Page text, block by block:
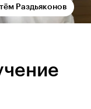
Раздьяконов